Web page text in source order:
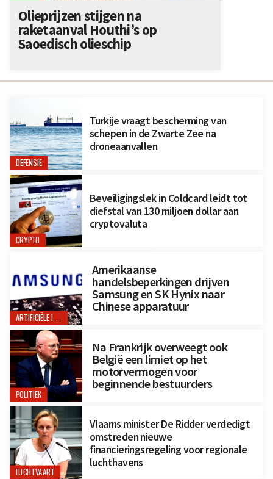
DEFENSIE
Turkije vraagt bescherming van
schepen in de Zwarte Zee na
droneaanvallen
CRYPTO
Beveiligingslek in Coldcard leidt tot
diefstal van 130 miljoen dollar aan
cryptovaluta
ARTIFICIËLE INTELLIGENTIE
Amerikaanse
handelsbeperkingen drijven
Samsung en SK Hynix naar
Chinese apparatuur
POLITIEK
Na Frankrijk overweegt ook
België een limiet op het
motorvermogen voor
beginnende bestuurders
LUCHTVAART
Vlaams minister De Ridder verdedigt
omstreden nieuwe
financieringsregeling voor regionale
luchthavens
Olieprijzen stijgen na
raketaanval Houthi’s op
Saoedisch olieschip